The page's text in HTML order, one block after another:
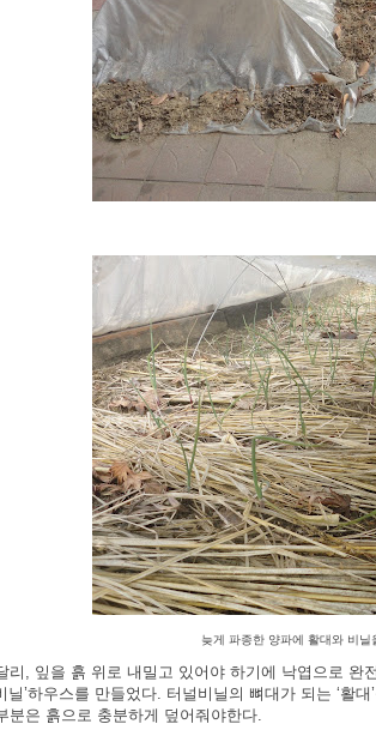
늦게 파종한 양파에 활대와 비닐
리 잎을 흙 위로 내밀고 있어야 하기에 낙엽으로 완
닐’하우스를 만들었다 터널비닐의 뼈대가 되는 ‘활대’
분은 흙으로 충분하게 덮어줘야한다